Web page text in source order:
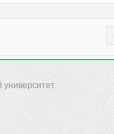
университет